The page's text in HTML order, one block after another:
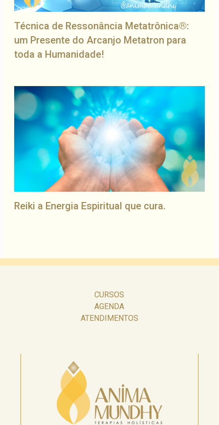
Técnica de Ressonância Metatrônica®:
um Presente do Arcanjo Metatron para
toda a Humanidade!
Reiki a Energia Espiritual que cura.
CURSOS
AGENDA
ATENDIMENTOS